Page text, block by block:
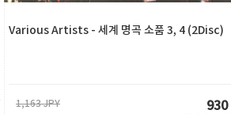
Various Artists - 세계 명곡 소품 3, 4 (2Disc)
1,163 JPY
930